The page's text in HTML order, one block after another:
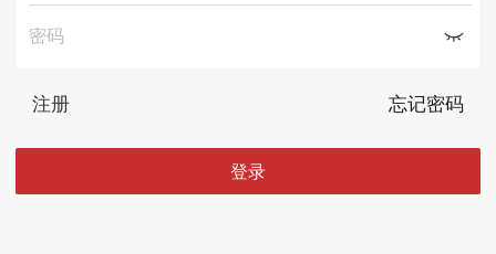
密码
注册 忘记密码
登录